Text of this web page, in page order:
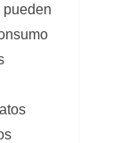
pueden